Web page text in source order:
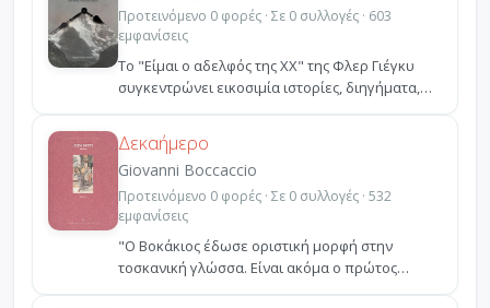
Προτεινόμενο 0 φορές · Σε 0 συλλογές · 603
εμφανίσεις
Το "Είμαι ο αδελφός της ΧΧ" της Φλερ Γιέγκυ
συγκεντρώνει εικοσιμία ιστορίες, διηγήματα,
προσωπογραφί...
Δεκαήμερο
Giovanni Boccaccio
Προτεινόμενο 0 φορές · Σε 0 συλλογές · 532
εμφανίσεις
"Ο Βοκάκιος έδωσε οριστική μορφή στην
τοσκανική γλώσσα. Είναι ακόμα ο πρώτος
υποδειγματικός συγγραφέ...